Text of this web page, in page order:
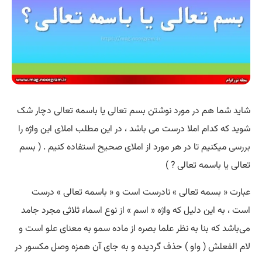
شاید شما هم در مورد نوشتن بسم تعالی یا باسمه تعالی دچار شک
شوید که کدام املا درست می باشد ، در این مطلب املای این واژه را
بررسیمیکنیم تا در هر مورد از املای صحیح استفاده کنیم . ( بسم
تعالی یا باسمه تعالی ? )
عبارت « بسمه تعالی » نادرست است و « باسمه تعالی » درست
است ، به این دلیل که واژه « اسم » از نوع اسماء ثلاثی مجرد جامد
می‌باشد که بنا به نظر علما بصره از ماده سمو به معنای علو است و
لام الفعلش ( واو ) حذف گردیده و به جای آن همزه وصل مکسور در